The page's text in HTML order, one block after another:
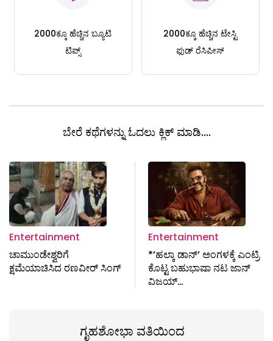
2000ಕ್ಕೂ ಹೆಚ್ಚಿನ ಬ್ಯೂಟಿ
ಟಿಪ್ಸ್
2000ಕ್ಕೂ ಹೆಚ್ಚಿನ ಟೇಸ್ಟಿ
ಫುಡ್ ರೆಸಿಪೀಸ್
ಬೇರೆ ಕಥೆಗಳನ್ನು ಓದಲು ಕ್ಲಿಕ್ ಮಾಡಿ....
Entertainment
ಚಾಮುಂಡೇಶ್ವರಿಗೆ
ಕ್ಷಮೆಯಾಚಿಸಿದ ರಣವೀರ್ ಸಿಂಗ್
Entertainment
*’ಹಲ್ಕಾ ಡಾನ್’ ಅಂಗಳಕ್ಕೆ ಎಂಟ್ರಿ
ಕೊಟ್ಟ ಬಹುಭಾಷಾ ನಟ ಜಾನ್
ವಿಜಯ್…
ಗೃಹಶೋಭಾ ವತಿಯಿಂದ